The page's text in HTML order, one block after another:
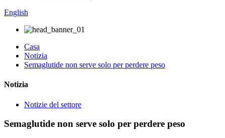
English
Casa
Notizia
Semaglutide non serve solo per perdere peso
Notizia
Notizie del settore
Semaglutide non serve solo per perdere peso